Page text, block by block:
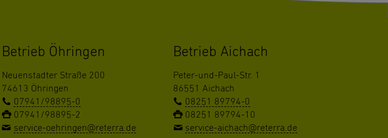
Betrieb Öhringen
Neuenstadter Straße 200
74613 Öhringen
07941/98895-0
07941/98895-2
service-oehringen@reterra.de
Betrieb Aichach
Peter-und-Paul-Str. 1
86551 Aichach
08251 89794-0
08251 89794-10
service-aichach@reterra.de